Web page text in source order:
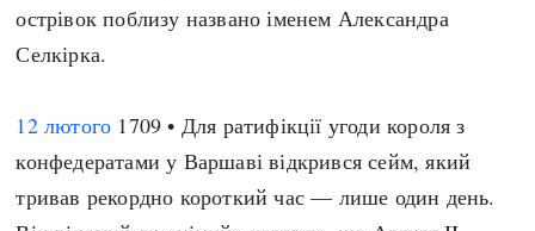
острівок поблизу названо іменем Александра
Селкірка.
12 лютого 1709 • Для ратифікції угоди короля з
конфедератами у Варшаві відкрився сейм, який
тривав рекордно короткий час — лише один день.